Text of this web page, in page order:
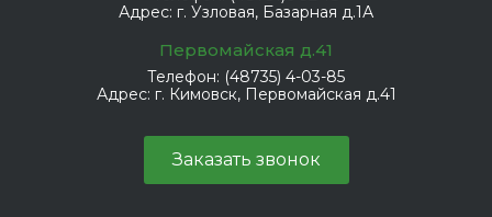
Адрес: г. Узловая, Базарная д.1А
Первомайская д.41
Телефон: (48735) 4-03-85
Адрес: г. Кимовск, Первомайская д.41
Заказать звонок